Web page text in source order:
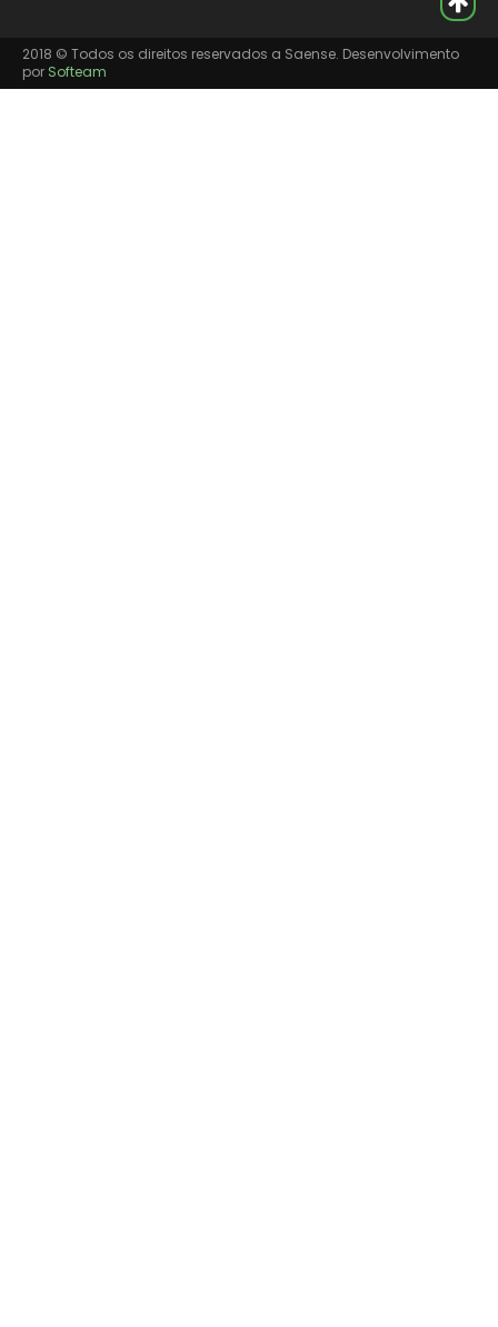
2018 © Todos os direitos reservados a Saense. Desenvolvimento
por Softeam